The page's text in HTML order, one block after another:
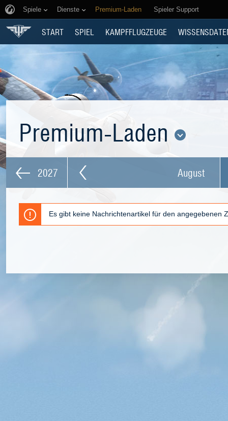
Spiele Dienste Premium-Laden Spieler Support
START SPIEL KAMPFFLUGZEUGE
Premium-Laden
2027 August
Es gibt keine Nachrichtenartikel für den angegebenen